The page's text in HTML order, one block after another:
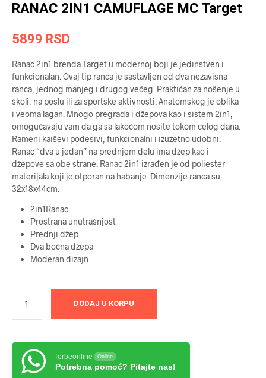
RANAC 2IN1 CAMUFLAGE MC Target
5899 RSD
Ranac 2in1 brenda Target u modernoj boji je jedinstven i
funkcionalan. Ovaj tip ranca je sastavljen od dva nezavisna
ranca, jednog manjeg i drugog većeg. Praktičan za nošenje u
školi, na poslu ili za sportske aktivnosti. Anatomskog je oblika
i veoma lagan. Mnogo pregrada i džepova kao i sistem 2in1,
omogućavaju vam da ga sa lakoćom nosite tokom celog dana.
Rameni kaiševi podesivi, funkcionalni i izuzetno udobni.
Ranac “dva u jedan” na prednjem delu ima džep kao i
džepove sa obe strane. Ranac 2in1 izrađen je od poliester
materijala koji je otporan na habanje. Dimenzije ranca su
32x18x44cm.
2in1Ranac
Prostrana unutrašnjost
Prednji džep
Dva bočna džepa
Moderan dizajn
DODAJ U KORPU
Torbeonline Online
Potrebna pomoć? Pitajte nas!